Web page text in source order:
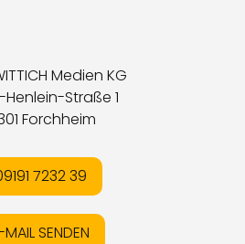
Medien KG
Straße 1
Forchheim
7232 39
SENDEN